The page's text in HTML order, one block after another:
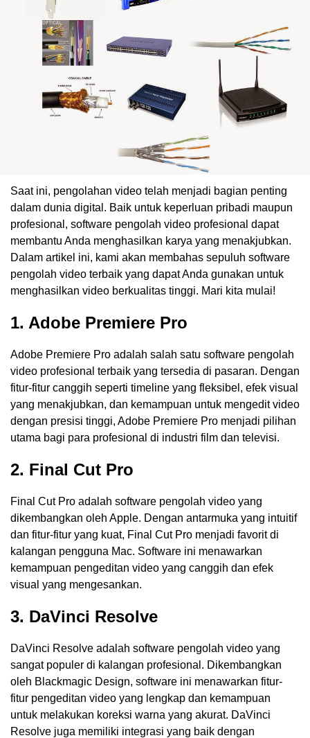
Saat ini, pengolahan video telah menjadi bagian penting
dalam dunia digital. Baik untuk keperluan pribadi maupun
profesional, software pengolah video profesional dapat
membantu Anda menghasilkan karya yang menakjubkan.
Dalam artikel ini, kami akan membahas sepuluh software
pengolah video terbaik yang dapat Anda gunakan untuk
menghasilkan video berkualitas tinggi. Mari kita mulai!
1. Adobe Premiere Pro
Adobe Premiere Pro adalah salah satu software pengolah
video profesional terbaik yang tersedia di pasaran. Dengan
fitur-fitur canggih seperti timeline yang fleksibel, efek visual
yang menakjubkan, dan kemampuan untuk mengedit video
dengan presisi tinggi, Adobe Premiere Pro menjadi pilihan
utama bagi para profesional di industri film dan televisi.
2. Final Cut Pro
Final Cut Pro adalah software pengolah video yang
dikembangkan oleh Apple. Dengan antarmuka yang intuitif
dan fitur-fitur yang kuat, Final Cut Pro menjadi favorit di
kalangan pengguna Mac. Software ini menawarkan
kemampuan pengeditan video yang canggih dan efek
visual yang mengesankan.
3. DaVinci Resolve
DaVinci Resolve adalah software pengolah video yang
sangat populer di kalangan profesional. Dikembangkan
oleh Blackmagic Design, software ini menawarkan fitur-
fitur pengeditan video yang lengkap dan kemampuan
untuk melakukan koreksi warna yang akurat. DaVinci
Resolve juga memiliki integrasi yang baik dengan